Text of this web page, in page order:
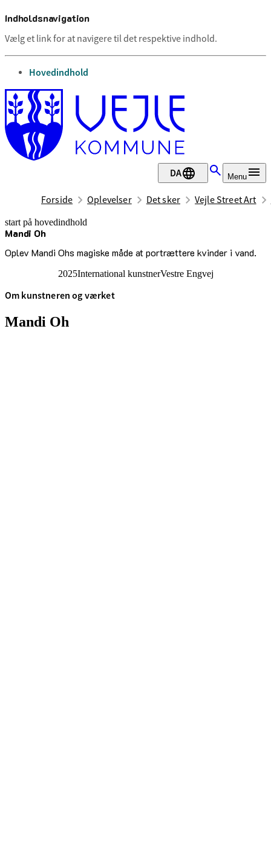
Indholdsnavigation
Vælg et link for at navigere til det respektive indhold.
gå til
Hovedindhold
DA Menu
Forside Oplevelser Det sker Vejle Street Art
start på hovedindhold
Mandi Oh
Oplev Mandi Ohs magiske måde at portrættere kvinder i vand.
senest opdateret 17. februar 2026
2025International kunstnerVestre Engvej
Om kunstneren og værket
Mandi Oh